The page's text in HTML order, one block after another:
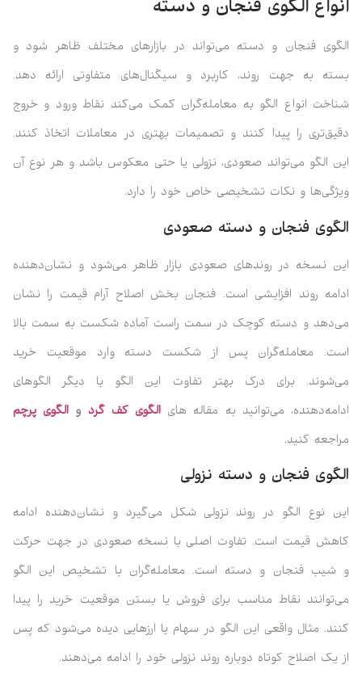
انواع الگوی فنجان و دسته
الگوی فنجان و دسته می‌تواند در بازارهای مختلف ظاهر شود و
بسته به جهت روند، کاربرد و سیگنال‌های متفاوتی ارائه دهد.
شناخت انواع الگو به معامله‌گران کمک می‌کند نقاط ورود و خروج
دقیق‌تری را پیدا کنند و تصمیمات بهتری در معاملات اتخاذ کنند.
این الگو می‌تواند صعودی، نزولی یا حتی معکوس باشد و هر نوع آن
ویژگی‌ها و نکات تشخیصی خاص خود را دارد.
الگوی فنجان و دسته صعودی
این نسخه در روندهای صعودی بازار ظاهر می‌شود و نشان‌دهنده
ادامه روند افزایشی است. فنجان بخش اصلاح آرام قیمت را نشان
می‌دهد و دسته کوچک در سمت راست آماده شکست به سمت بالا
است. معامله‌گران پس از شکست دسته وارد موقعیت خرید
می‌شوند. برای درک بهتر تفاوت این الگو با دیگر الگوهای
ادامه‌دهنده، می‌توانید به مقاله های الگوی کف گرد و الگوی پرچم
مراجعه کنید.
الگوی فنجان و دسته نزولی
این نوع الگو در روند نزولی شکل می‌گیرد و نشان‌دهنده ادامه
کاهش قیمت است. تفاوت اصلی با نسخه صعودی در جهت حرکت
و شیب فنجان و دسته است. معامله‌گران با تشخیص این الگو
می‌توانند نقاط مناسب برای فروش یا بستن موقعیت خرید را پیدا
کنند. مثال واقعی این الگو در سهام یا ارزهایی دیده می‌شود که پس
از یک اصلاح کوتاه دوباره روند نزولی خود را ادامه می‌دهند.